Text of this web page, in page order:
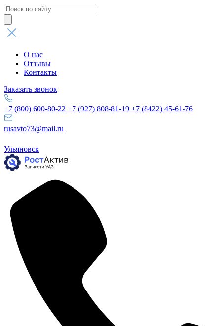
Поиск
товаров
О нас
Отзывы
Контакты
Заказать звонок
+7 (800) 600-80-22 +7 (927) 808-81-19 +7 (8422) 45-61-76
rusavto73@mail.ru
Ульяновск